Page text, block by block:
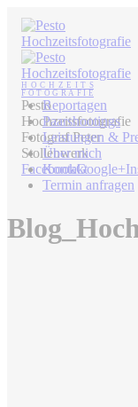
Pesto
Hochzeitsfotografie
Fotograf Peter
Stollenwerk
FacebookGoogle+
Reportagen
Paarshootings
Leistungen &
Über mich
Kontakt
Termin anfragen